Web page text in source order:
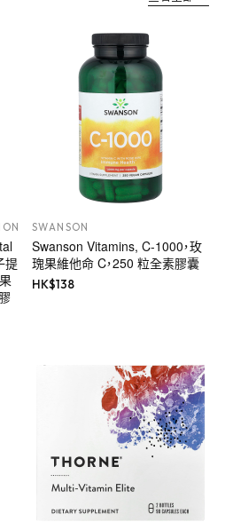
提
SWANSON
Swanson Vitamins, C-1000，玫
瑰果維他命 C，250 粒全素膠囊
HK$138